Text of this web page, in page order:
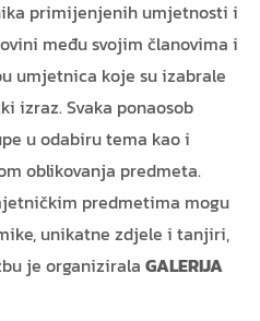
primijenjenih umjetnosti i
među svojim članovima i
umjetnica koje su izabrale
izraz. Svaka ponaosob
u odabiru tema kao i
oblikovanja predmeta.
predmetima mogu
unikatne zdjele i tanjiri,
je organizirala GALERIJA